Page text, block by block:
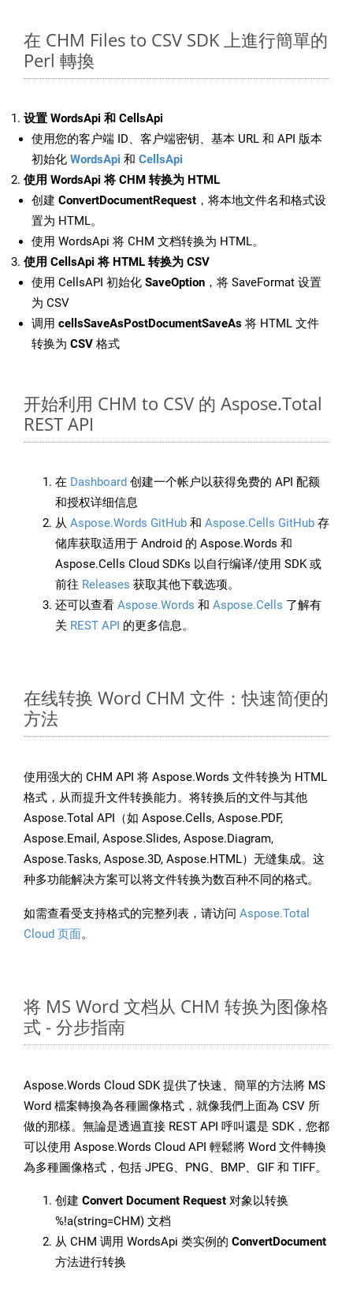
在 CHM Files to CSV SDK 上進行簡單的
Perl 轉換
设置 WordsApi 和 CellsApi
使用您的客户端 ID、客户端密钥、基本 URL 和 API 版本
初始化 WordsApi 和 CellsApi
使用 WordsApi 将 CHM 转换为 HTML
创建 ConvertDocumentRequest ，将本地文件名和格式设
置为 HTML。
使用 WordsApi 将 CHM 文档转换为 HTML。
使用 CellsApi 将 HTML 转换为 CSV
使用 CellsAPI 初始化 SaveOption ，将 SaveFormat 设置
为 CSV
调用 cellsSaveAsPostDocumentSaveAs 将 HTML 文件
转换为 CSV 格式
开始利用 CHM to CSV 的 Aspose.Total
REST API
在 Dashboard 创建一个帐户以获得免费的 API 配额
和授权详细信息
从 Aspose.Words GitHub 和 Aspose.Cells GitHub 存
储库获取适用于 Android 的 Aspose.Words 和
Aspose.Cells Cloud SDKs 以自行编译/使用 SDK 或
前往 Releases 获取其他下载选项。
还可以查看 Aspose.Words 和 Aspose.Cells 了解有
关 REST API 的更多信息。
在线转换 Word CHM 文件：快速简便的
方法
使用强大的 CHM API 将 Aspose.Words 文件转换为 HTML
格式，从而提升文件转换能力。将转换后的文件与其他
Aspose.Total API（如 Aspose.Cells, Aspose.PDF,
Aspose.Email, Aspose.Slides, Aspose.Diagram,
Aspose.Tasks, Aspose.3D, Aspose.HTML）无缝集成。这
种多功能解决方案可以将文件转换为数百种不同的格式。
如需查看受支持格式的完整列表，请访问 Aspose.Total
Cloud 页面。
将 MS Word 文档从 CHM 转换为图像格
式 - 分步指南
Aspose.Words Cloud SDK 提供了快速、簡單的方法將 MS
Word 檔案轉換為各種圖像格式，就像我們上面為 CSV 所
做的那樣。無論是透過直接 REST API 呼叫還是 SDK，您都
可以使用 Aspose.Words Cloud API 輕鬆將 Word 文件轉換
為多種圖像格式，包括 JPEG、PNG、BMP、GIF 和 TIFF。
创建 Convert Document Request 对象以转换
%!a(string=CHM) 文档
从 CHM 调用 WordsApi 类实例的 ConvertDocument
方法进行转换